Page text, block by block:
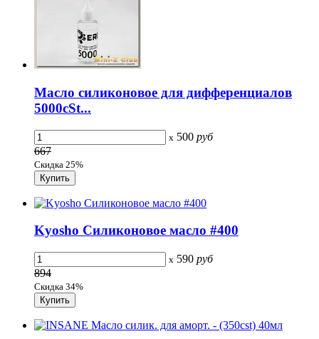
Масло силиконовое для дифференциалов
5000cSt...
x 500 руб
667
Скидка 25%
Kyosho Силиконовое масло #400
x 590 руб
894
Скидка 34%